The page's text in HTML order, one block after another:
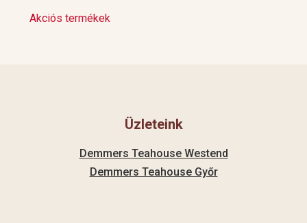
Akciós termékek
Üzleteink
Demmers Teahouse Westend
Demmers Teahouse Győr